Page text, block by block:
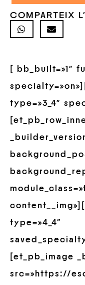
COMPARTEIX
[ bb_built=»1″
type=»3_4″
type=»4_4″
[et_pb_image
src=»https://